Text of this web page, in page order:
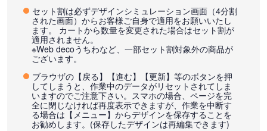
セット割は必ずデザインシミュレーション画面（4分割
された画面）からお客様ご自身で適用をお願いいたし
ます。 カートから数量を変更された場合はセット割が
適用されません。
※Web decoうちわなど、一部セット割対象外の商品が
ございます。
ブラウザの【戻る】【進む】【更新】等のボタンを押
してしまうと、作業中のデータがリセットされてしま
いますのでご注意下さい。スマホの場合、ページを完
全に閉じなければ再度表示できますが、作業を中断す
る場合は【メニュー】からデザインを保存することを
お勧めします。(保存したデザインは再編集できます)